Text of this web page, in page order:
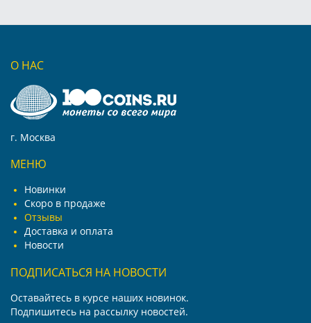
О НАС
г. Москва
МЕНЮ
Новинки
Скоро в продаже
Отзывы
Доставка и оплата
Новости
ПОДПИСАТЬСЯ НА НОВОСТИ
Оставайтесь в курсе наших новинок.
Подпишитесь на рассылку новостей.